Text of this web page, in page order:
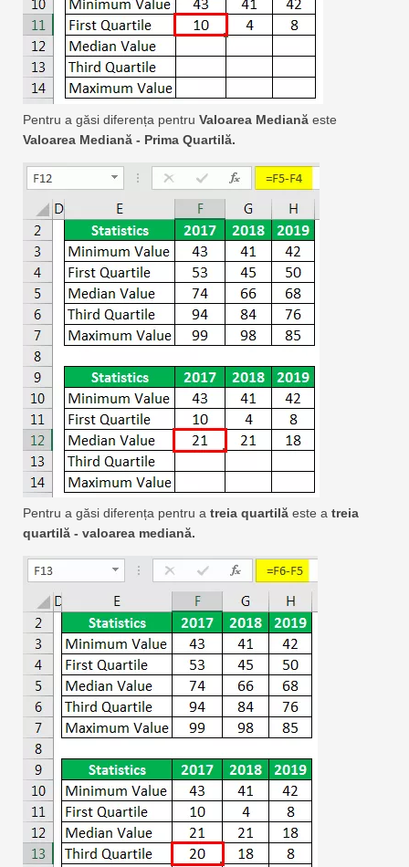
Pentru a găsi diferența pentru Valoarea Mediană este
Valoarea Mediană - Prima Quartilă.
Pentru a găsi diferența pentru a treia quartilă este a treia
quartilă - valoarea mediană.